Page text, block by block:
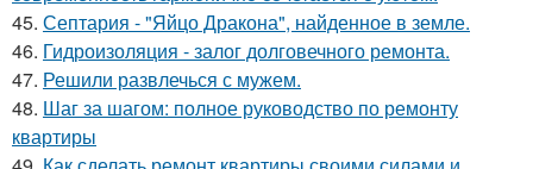
45. Септария - "Яйцо Дракона", найденное в земле.
46. Гидроизоляция - залог долговечного ремонта.
47. Решили развлечься с мужем.
48. Шаг за шагом: полное руководство по ремонту
квартиры